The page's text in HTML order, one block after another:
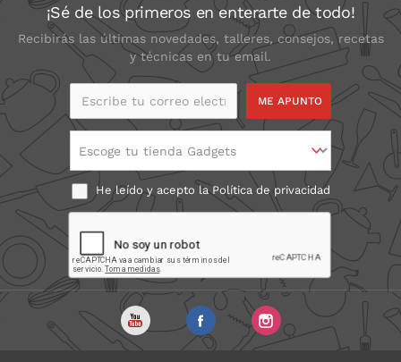
¡Sé de los primeros en enterarte de todo!
Recibirás las últimas novedades, talleres, consejos, recetas
y técnicas en tu email.
Escribe tu correo
Escoge tu tienda Gadgets
He leído y acepto laPolítica de privacidad